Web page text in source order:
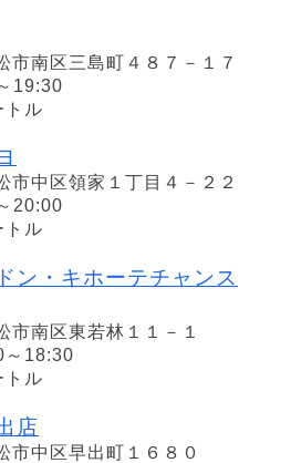
市南区三島町４８７－１７
19:30
トル
市中区領家１丁目４－２２
20:00
トル
ン・キホーテチャンス
市南区東若林１１－１
～18:30
トル
店
市中区早出町１６８０